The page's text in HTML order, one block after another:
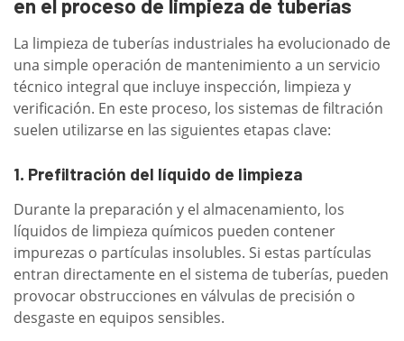
en el proceso de limpieza de tuberías
La limpieza de tuberías industriales ha evolucionado de
una simple operación de mantenimiento a un servicio
técnico integral que incluye inspección, limpieza y
verificación. En este proceso, los sistemas de filtración
suelen utilizarse en las siguientes etapas clave:
1. Prefiltración del líquido de limpieza
Durante la preparación y el almacenamiento, los
líquidos de limpieza químicos pueden contener
impurezas o partículas insolubles. Si estas partículas
entran directamente en el sistema de tuberías, pueden
provocar obstrucciones en válvulas de precisión o
desgaste en equipos sensibles.